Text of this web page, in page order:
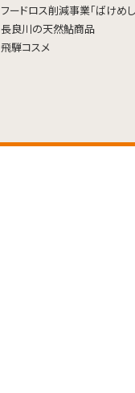
フードロス削減事業「ばけめし
長良川の天然鮎商品
飛騨コスメ